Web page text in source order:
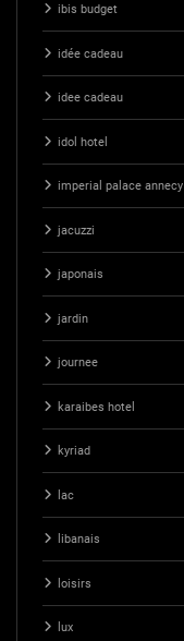
ibis budget
idée cadeau
idee cadeau
idol hotel
imperial palace annecy
jacuzzi
japonais
jardin
journee
karaibes hotel
kyriad
lac
libanais
loisirs
lux